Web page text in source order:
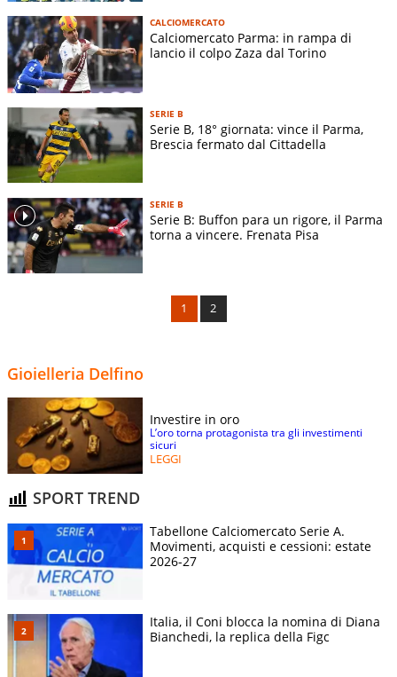
CALCIOMERCATO
Calciomercato Parma: in rampa di
lancio il colpo Zaza dal Torino
SERIE B
Serie B, 18° giornata: vince il Parma,
Brescia fermato dal Cittadella
SERIE B
Serie B: Buffon para un rigore, il Parma
torna a vincere. Frenata Pisa
1 2
Gioielleria Delfino
Investire in oro
L’oro torna protagonista tra gli investimenti
sicuri
LEGGI
SPORT TREND
Tabellone Calciomercato Serie A.
Movimenti, acquisti e cessioni: estate
2026-27
Italia, il Coni blocca la nomina di Diana
Bianchedi, la replica della Figc